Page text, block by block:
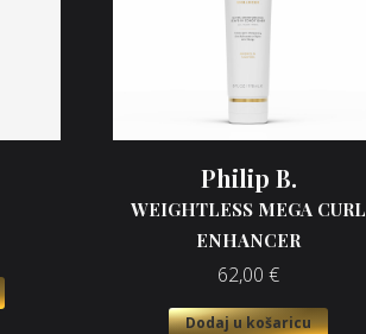
Philip B.
WEIGHTLESS MEGA CURL
ENHANCER
62,00 €
Dodaj u košaricu